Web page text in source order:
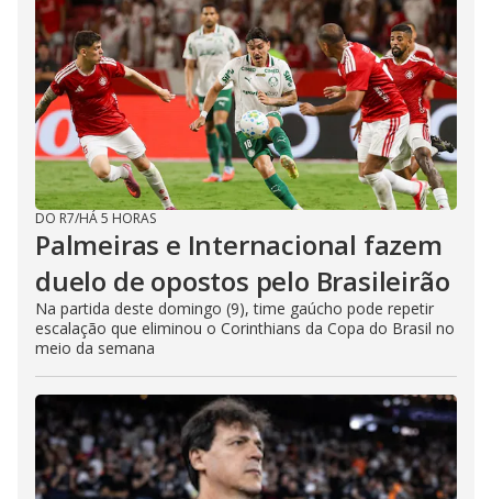
DO R7/HÁ 5 HORAS
Palmeiras e Internacional fazem
duelo de opostos pelo Brasileirão
Na partida deste domingo (9), time gaúcho pode repetir
escalação que eliminou o Corinthians da Copa do Brasil no
meio da semana